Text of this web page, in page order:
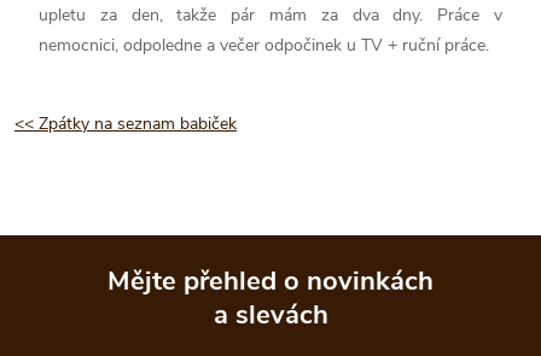
upletu za den, takže pár mám za dva dny. Práce v
nemocnici, odpoledne a večer odpočinek u TV + ruční práce.
<< Zpátky na seznam babiček
Mějte přehled o novinkách
a slevách